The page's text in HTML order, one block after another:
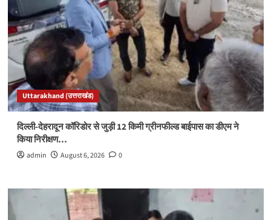
Uttarakhand (उत्तराखंड)
दिल्ली-देहरादून कॉरिडोर से जुड़ी 12 किमी ग्रीनफील्ड बाईपास का डीएम ने
किया निरीक्षण…
admin August 6, 2026 0